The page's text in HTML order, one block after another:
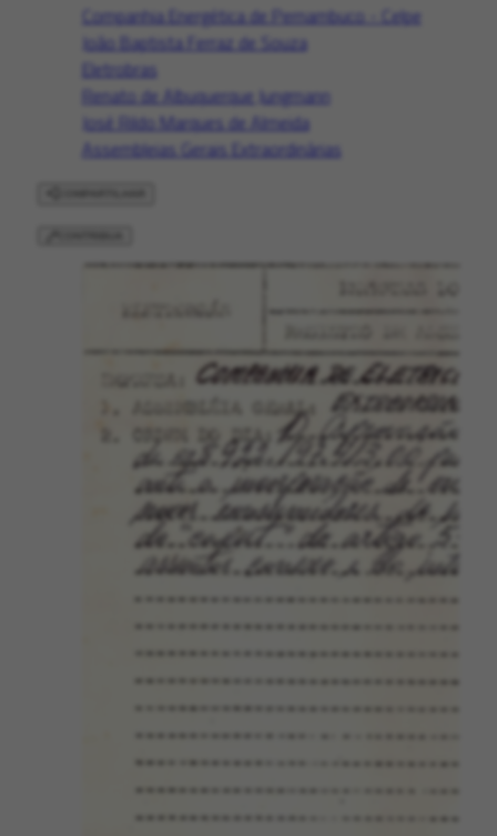
Companhia Energética de Pernambuco - Celpe
João Baptista Ferraz de Souza
Eletrobras
Renato de Albuquerque Jungmann
José Rildo Marques de Almeida
Assembleias Gerais Extraordinárias